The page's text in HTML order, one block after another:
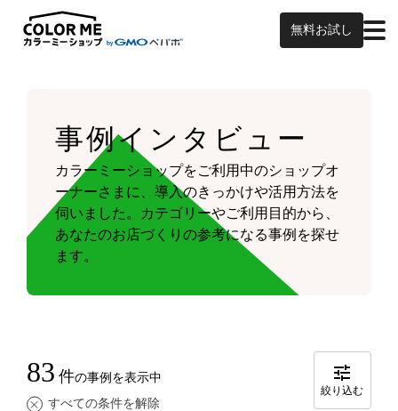
無料お試し
事例インタビュー
カラーミーショップをご利用中のショップオ
ーナーさまに、導入のきっかけや活用方法を
伺いました。 カテゴリーやご利用目的から、
あなたのお店づくりの参考になる事例を探せ
ます。
83 件の事例を表示中
すべての条件を解除
絞り込む